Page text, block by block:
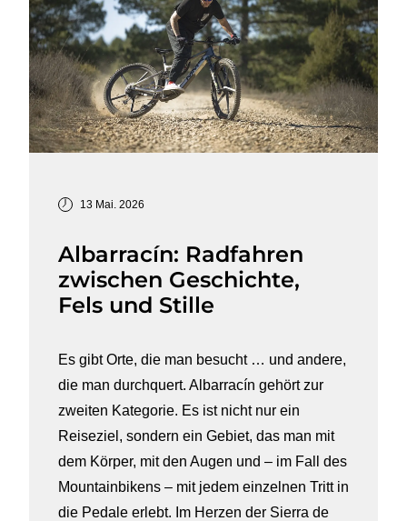
13 Mai. 2026
Albarracín: Radfahren
zwischen Geschichte,
Fels und Stille
Es gibt Orte, die man besucht … und andere,
die man durchquert. Albarracín gehört zur
zweiten Kategorie. Es ist nicht nur ein
Reiseziel, sondern ein Gebiet, das man mit
dem Körper, mit den Augen und – im Fall des
Mountainbikens – mit jedem einzelnen Tritt in
die Pedale erlebt. Im Herzen der Sierra de